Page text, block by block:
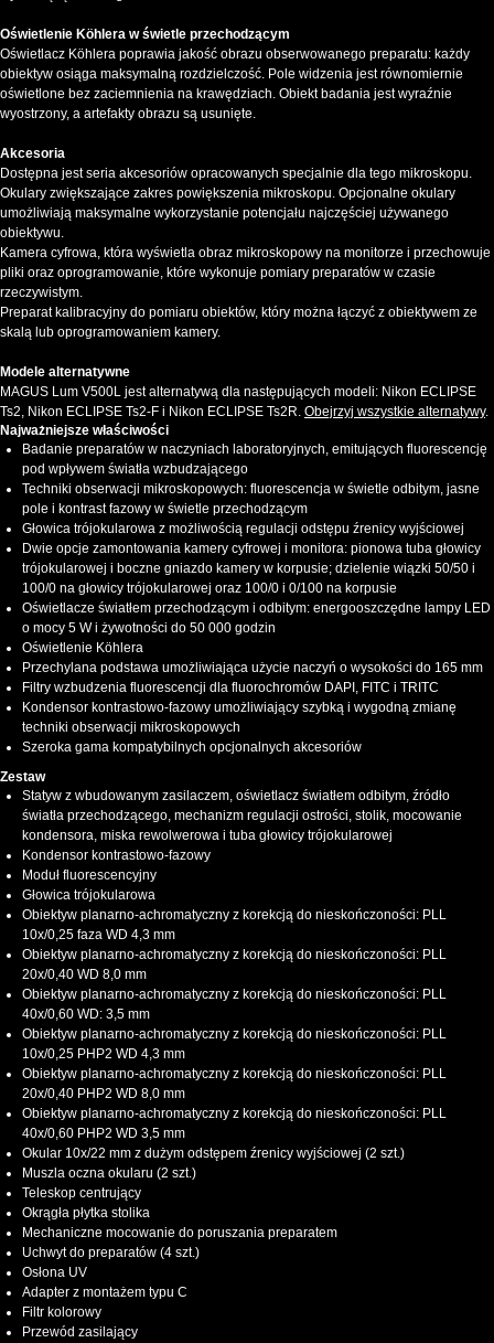
Oświetlenie Köhlera w świetle przechodzącym
Oświetlacz Köhlera poprawia jakość obrazu obserwowanego preparatu: każdy
obiektyw osiąga maksymalną rozdzielczość. Pole widzenia jest równomiernie
oświetlone bez zaciemnienia na krawędziach. Obiekt badania jest wyraźnie
wyostrzony, a artefakty obrazu są usunięte.
Akcesoria
Dostępna jest seria akcesoriów opracowanych specjalnie dla tego mikroskopu.
Okulary zwiększające zakres powiększenia mikroskopu. Opcjonalne okulary
umożliwiają maksymalne wykorzystanie potencjału najczęściej używanego
obiektywu.
Kamera cyfrowa, która wyświetla obraz mikroskopowy na monitorze i przechowuje
pliki oraz oprogramowanie, które wykonuje pomiary preparatów w czasie
rzeczywistym.
Preparat kalibracyjny do pomiaru obiektów, który można łączyć z obiektywem ze
skalą lub oprogramowaniem kamery.
Modele alternatywne
MAGUS Lum V500L jest alternatywą dla następujących modeli: Nikon ECLIPSE
Ts2, Nikon ECLIPSE Ts2-F i Nikon ECLIPSE Ts2R. Obejrzyj wszystkie alternatywy.
Najważniejsze właściwości
Badanie preparatów w naczyniach laboratoryjnych, emitujących fluorescencję
pod wpływem światła wzbudzającego
Techniki obserwacji mikroskopowych: fluorescencja w świetle odbitym, jasne
pole i kontrast fazowy w świetle przechodzącym
Głowica trójokularowa z możliwością regulacji odstępu źrenicy wyjściowej
Dwie opcje zamontowania kamery cyfrowej i monitora: pionowa tuba głowicy
trójokularowej i boczne gniazdo kamery w korpusie; dzielenie wiązki 50/50 i
100/0 na głowicy trójokularowej oraz 100/0 i 0/100 na korpusie
Oświetlacze światłem przechodzącym i odbitym: energooszczędne lampy LED
o mocy 5 W i żywotności do 50 000 godzin
Oświetlenie Köhlera
Przechylana podstawa umożliwiająca użycie naczyń o wysokości do 165 mm
Filtry wzbudzenia fluorescencji dla fluorochromów DAPI, FITC i TRITC
Kondensor kontrastowo-fazowy umożliwiający szybką i wygodną zmianę
techniki obserwacji mikroskopowych
Szeroka gama kompatybilnych opcjonalnych akcesoriów
Zestaw
Statyw z wbudowanym zasilaczem, oświetlacz światłem odbitym, źródło
światła przechodzącego, mechanizm regulacji ostrości, stolik, mocowanie
kondensora, miska rewolwerowa i tuba głowicy trójokularowej
Kondensor kontrastowo-fazowy
Moduł fluorescencyjny
Głowica trójokularowa
Obiektyw planarno-achromatyczny z korekcją do nieskończoności: PLL
10x/0,25 faza WD 4,3 mm
Obiektyw planarno-achromatyczny z korekcją do nieskończoności: PLL
20х/0,40 WD 8,0 mm
Obiektyw planarno-achromatyczny z korekcją do nieskończoności: PLL
40х/0,60 WD: 3,5 mm
Obiektyw planarno-achromatyczny z korekcją do nieskończoności: PLL
10x/0,25 PHP2 WD 4,3 mm
Obiektyw planarno-achromatyczny z korekcją do nieskończoności: PLL
20x/0,40 PHP2 WD 8,0 mm
Obiektyw planarno-achromatyczny z korekcją do nieskończoności: PLL
40x/0,60 PHP2 WD 3,5 mm
Okular 10x/22 mm z dużym odstępem źrenicy wyjściowej (2 szt.)
Muszla oczna okularu (2 szt.)
Teleskop centrujący
Okrągła płytka stolika
Mechaniczne mocowanie do poruszania preparatem
Uchwyt do preparatów (4 szt.)
Osłona UV
Adapter z montażem typu C
Filtr kolorowy
Przewód zasilający